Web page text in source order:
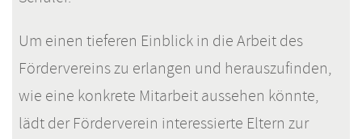
Um einen tieferen Einblick in die Arbeit des
Fördervereins zu erlangen und herauszufinden,
wie eine konkrete Mitarbeit aussehen könnte,
lädt der Förderverein interessierte Eltern zur